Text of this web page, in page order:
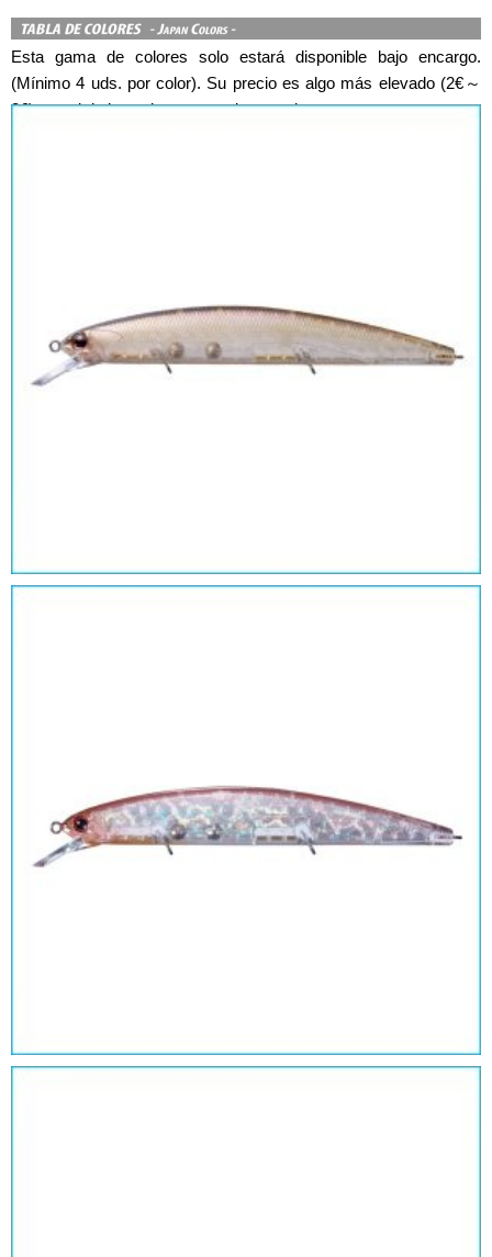
Esta gama de colores solo estará disponible bajo encargo.
(Mínimo 4 uds. por color). Su precio es algo más elevado (2€～
3€) que el de los colores para el mercado europeo.